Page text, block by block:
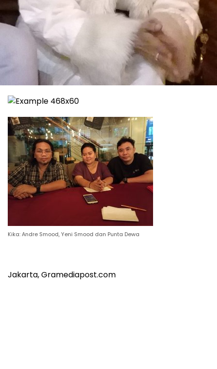
Kika: Andre Smood, Yeni Smood dan Punta Dewa
Jakarta, Gramediapost.com